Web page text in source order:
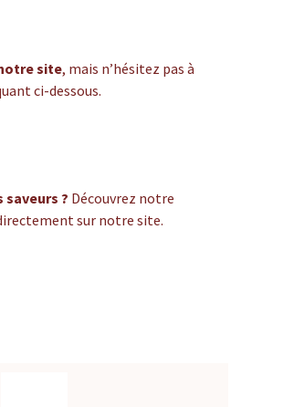
site, mais n’hésitez pas à
ci-dessous.
? Découvrez notre
sur notre site.